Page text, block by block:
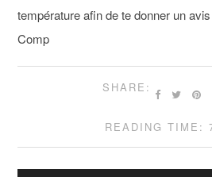
température afin de te donner un
Comp
SHARE:
READING TIME: